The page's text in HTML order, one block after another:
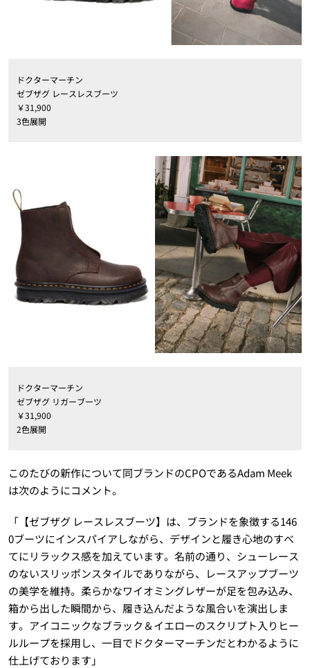
ドクターマーチン
ゼブザグ レースレスブーツ
￥31,900
3色展開
ドクターマーチン
ゼブザグ リガーブーツ
￥31,900
2色展開
このたびの新作について同ブランドのCPOであるAdam Meek
は次のようにコメント。
「【ゼブザグ レースレスブーツ】は、ブランドを象徴する146
0ブーツにインスパイアしながら、デザインと履き心地のすべ
てにリラックス感を加えています。名前の通り、シューレース
のないスリッポンスタイルでありながら、レースアップブーツ
の美学を維持。柔らかなワイオミングレザーが足を包み込み、
箱から出した瞬間から、履き込んだような風合いを演出しま
す。アイコニックなブラック＆イエローのスクリプト入りヒー
ルループを採用し、一目でドクターマーチンだとわかるように
仕上げております」